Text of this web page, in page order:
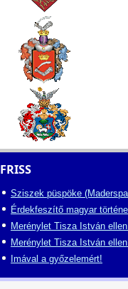
FRISS
Sziszek püspöke
Érdekfeszítő magyar
Merénylet Tisza István
Merénylet Tisza István
Imával a győzelemért!